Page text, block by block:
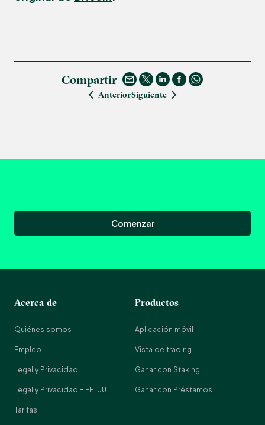
Compartir
AnteriorSiguiente
Comenzar
Acerca de
Quiénes somos
Empleo
Legal y Privacidad
Legal y Privacidad - EE. UU.
Tarifas
Productos
Aplicación móvil
Vista de trading
Ganar con Staking
Ganar con Préstamos